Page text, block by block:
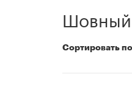
Шовный
Сортировать